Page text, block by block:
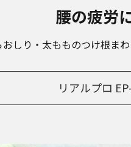
腰の疲労
おしり・太もものつけ根ま
リアルプロ